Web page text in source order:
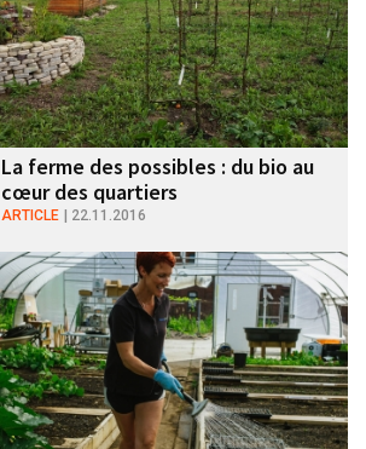
La ferme des possibles : du bio au
cœur des quartiers
ARTICLE 22.11.2016